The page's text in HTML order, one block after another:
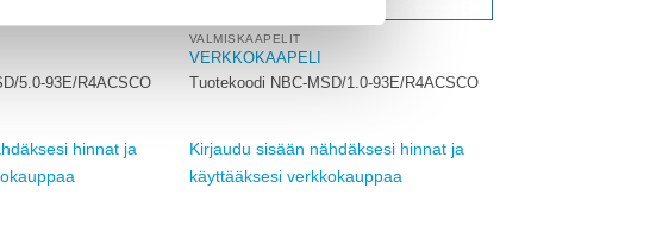
5.0-93E/R4ACSCO
hinnat ja
VALMISKAAPELIT
VERKKOKAAPELI
Tuotekoodi NBC-MSD/1.0-93E/R4ACSCO
Kirjaudu sisään nähdäksesi hinnat ja
käyttääksesi verkkokauppaa